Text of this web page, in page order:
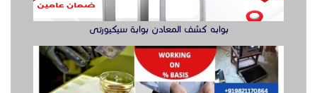
بوابه كشف المعادن بوابة سيكيورتى